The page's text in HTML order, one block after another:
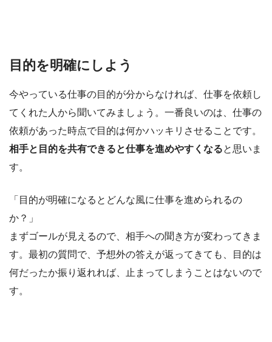
目的を明確にしよう
今やっている仕事の目的が分からなければ、仕事を依頼し
てくれた人から聞いてみましょう。一番良いのは、仕事の
依頼があった時点で目的は何かハッキリさせることです。
相手と目的を共有できると仕事を進めやすくなると思いま
す。
「目的が明確になるとどんな風に仕事を進められるの
か？」
まずゴールが見えるので、相手への聞き方が変わってきま
す。最初の質問で、予想外の答えが返ってきても、目的は
何だったか振り返れれば、止まってしまうことはないので
す。